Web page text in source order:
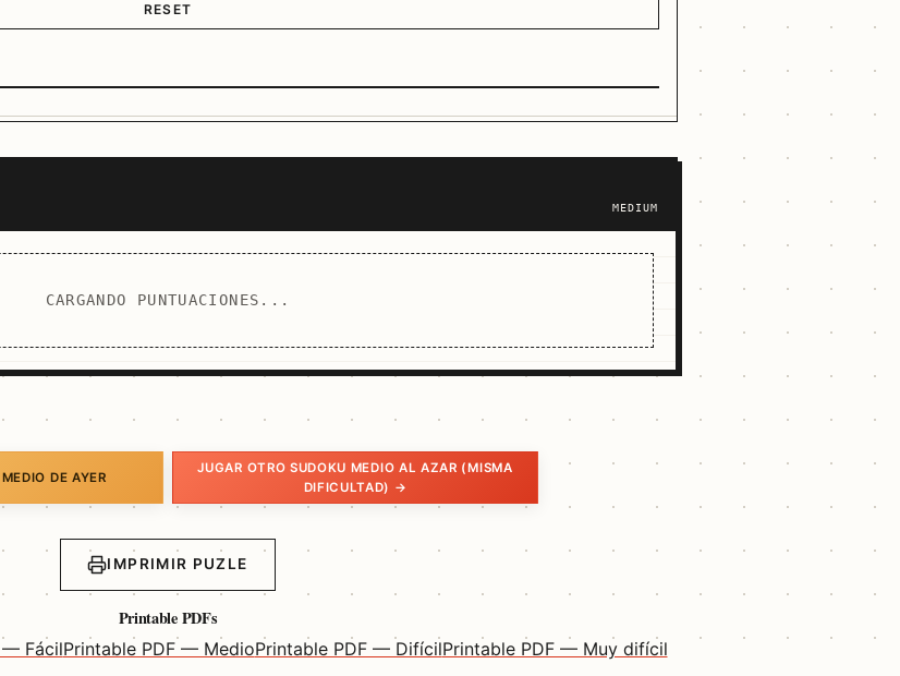
RESET
MEDIUM
CARGANDO PUNTUACIONES...
DE AYER
JUGAR OTRO SUDOKU MEDIO AL AZAR (MISMA
DIFICULTAD) →
IMPRIMIR PUZLE
Printable PDFs
— FácilPrintable PDF — MedioPrintable PDF — DifícilPrintable PDF — Muy difícil